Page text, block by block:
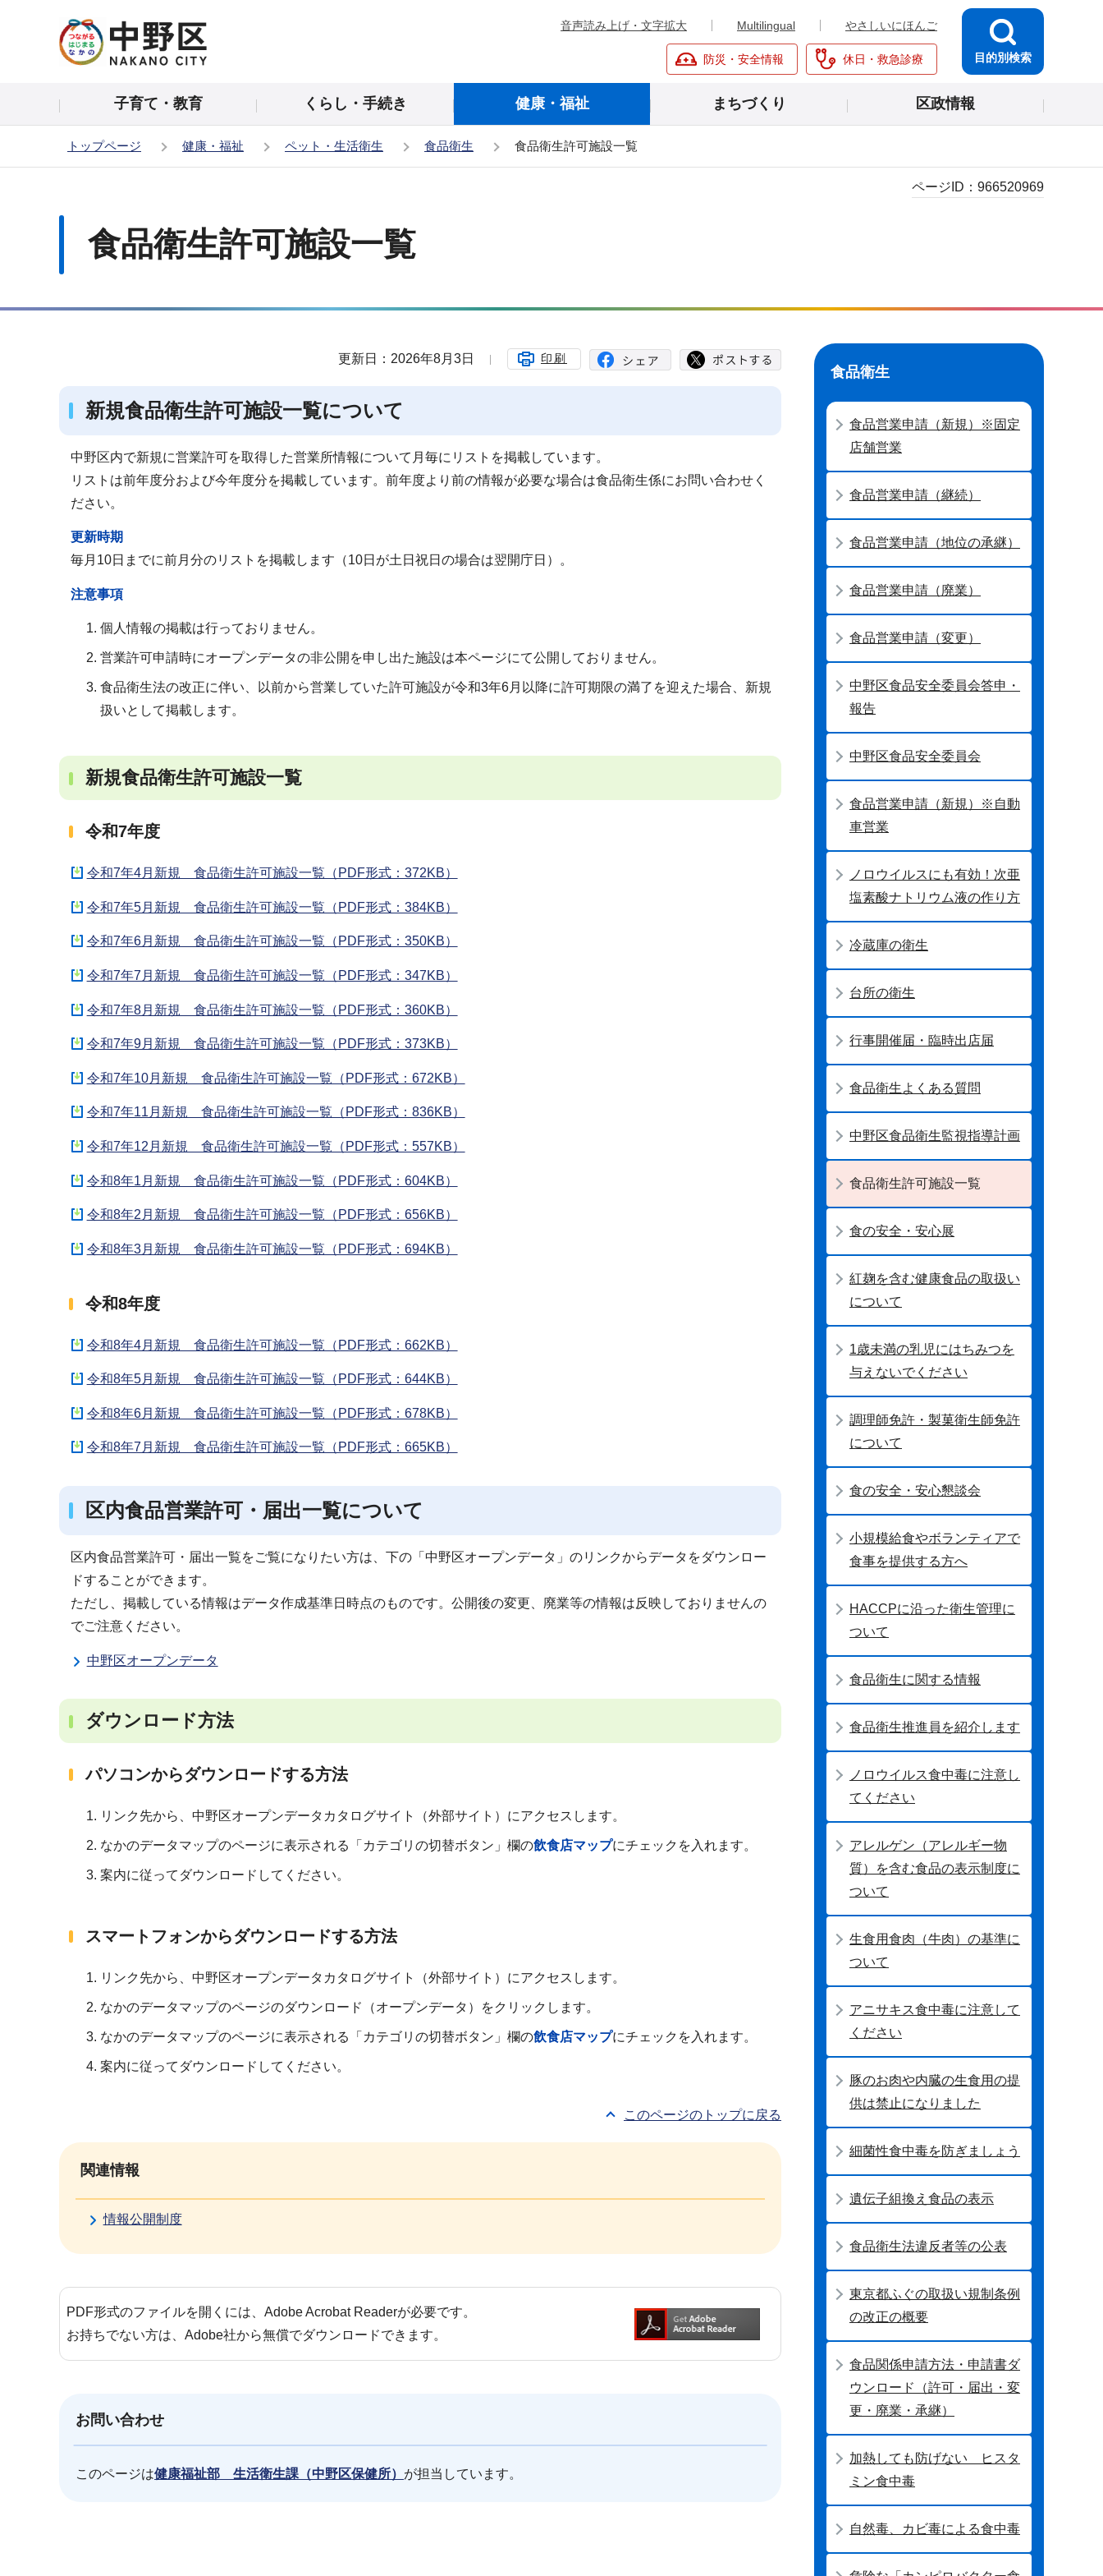
の
頭
音声読み上げ・文字拡大 Multilingual やさしいにほんご
防災・安全情報 休日・救急診療 目的別検索
子育て・教育 くらし・手続き 健康・福祉 まちづくり 区政情報
トップページ 健康・福祉 ペット・生活衛生 食品衛生 食品衛生許可施設一覧
食品衛生許可施設一覧
ページID： 966520969
更新日：2026年8月3日 印刷
新規食品衛生許可施設一覧について
中野区内で新規に営業許可を取得した営業所情報について月毎にリストを掲載しています。
リストは前年度分および今年度分を掲載しています。前年度より前の情報が必要な場合は食品衛生係にお問い合わせく
ださい。
更新時期
毎月10日までに前月分のリストを掲載します（10日が土日祝日の場合は翌開庁日）。
注意事項
個人情報の掲載は行っておりません。
営業許可申請時にオープンデータの非公開を申し出た施設は本ページにて公開しておりません。
食品衛生法の改正に伴い、以前から営業していた許可施設が令和3年6月以降に許可期限の満了を迎えた場合、新規
扱いとして掲載します。
新規食品衛生許可施設一覧
令和7年度
令和7年4月新規 食品衛生許可施設一覧（PDF形式：372KB）
令和7年5月新規 食品衛生許可施設一覧（PDF形式：384KB）
令和7年6月新規 食品衛生許可施設一覧（PDF形式：350KB）
令和7年7月新規 食品衛生許可施設一覧（PDF形式：347KB）
令和7年8月新規 食品衛生許可施設一覧（PDF形式：360KB）
令和7年9月新規 食品衛生許可施設一覧（PDF形式：373KB）
令和7年10月新規 食品衛生許可施設一覧（PDF形式：672KB）
令和7年11月新規 食品衛生許可施設一覧（PDF形式：836KB）
令和7年12月新規 食品衛生許可施設一覧（PDF形式：557KB）
令和8年1月新規 食品衛生許可施設一覧（PDF形式：604KB）
令和8年2月新規 食品衛生許可施設一覧（PDF形式：656KB）
令和8年3月新規 食品衛生許可施設一覧（PDF形式：694KB）
令和8年度
令和8年4月新規 食品衛生許可施設一覧（PDF形式：662KB）
令和8年5月新規 食品衛生許可施設一覧（PDF形式：644KB）
令和8年6月新規 食品衛生許可施設一覧（PDF形式：678KB）
令和8年7月新規 食品衛生許可施設一覧（PDF形式：665KB）
区内食品営業許可・届出一覧について
区内食品営業許可・届出一覧をご覧になりたい方は、下の「中野区オープンデータ」のリンクからデータをダウンロー
ドすることができます。
ただし、掲載している情報はデータ作成基準日時点のものです。公開後の変更、廃業等の情報は反映しておりませんの
でご注意ください。
中野区オープンデータ
ダウンロード方法
パソコンからダウンロードする方法
リンク先から、中野区オープンデータカタログサイト（外部サイト）にアクセスします。
なかのデータマップのページに表示される「カテゴリの切替ボタン」欄の飲食店マップにチェックを入れます。
案内に従ってダウンロードしてください。
スマートフォンからダウンロードする方法
リンク先から、中野区オープンデータカタログサイト（外部サイト）にアクセスします。
なかのデータマップのページのダウンロード（オープンデータ）をクリックします。
なかのデータマップのページに表示される「カテゴリの切替ボタン」欄の飲食店マップにチェックを入れます。
案内に従ってダウンロードしてください。
このページのトップに戻る
関連情報
情報公開制度
PDF形式のファイルを開くには、Adobe Acrobat Readerが必要です。
お持ちでない方は、Adobe社から無償でダウンロードできます。
お問い合わせ
このページは健康福祉部 生活衛生課（中野区保健所） が担当しています。
ナ
ビ
ン
こ
食品衛生
食品営業申請（新規）※固定
店舗営業
食品営業申請（継続）
食品営業申請（地位の承継）
食品営業申請（廃業）
食品営業申請（変更）
中野区食品安全委員会答申・
報告
中野区食品安全委員会
食品営業申請（新規）※自動
車営業
ノロウイルスにも有効！次亜
塩素酸ナトリウム液の作り方
冷蔵庫の衛生
台所の衛生
行事開催届・臨時出店届
食品衛生よくある質問
中野区食品衛生監視指導計画
食品衛生許可施設一覧
食の安全・安心展
紅麹を含む健康食品の取扱い
について
1歳未満の乳児にはちみつを
与えないでください
調理師免許・製菓衛生師免許
について
食の安全・安心懇談会
小規模給食やボランティアで
食事を提供する方へ
HACCPに沿った衛生管理に
ついて
食品衛生に関する情報
食品衛生推進員を紹介します
ノロウイルス食中毒に注意し
てください
アレルゲン（アレルギー物
質）を含む食品の表示制度に
ついて
生食用食肉（牛肉）の基準に
ついて
アニサキス食中毒に注意して
ください
豚のお肉や内臓の生食用の提
供は禁止になりました
細菌性食中毒を防ぎましょう
遺伝子組換え食品の表示
食品衛生法違反者等の公表
東京都ふぐの取扱い規制条例
の改正の概要
食品関係申請方法・申請書ダ
ウンロード（許可・届出・変
更・廃業・承継）
加熱しても防げない ヒスタ
ミン食中毒
自然毒、カビ毒による食中毒